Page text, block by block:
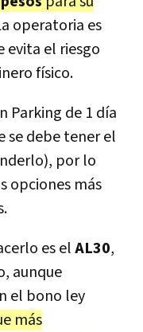
operatoria es
evita el riesgo
físico.
Parking de 1 día
se debe tener el
por lo
opciones más
es elAL30,
aunque
el bono ley
más